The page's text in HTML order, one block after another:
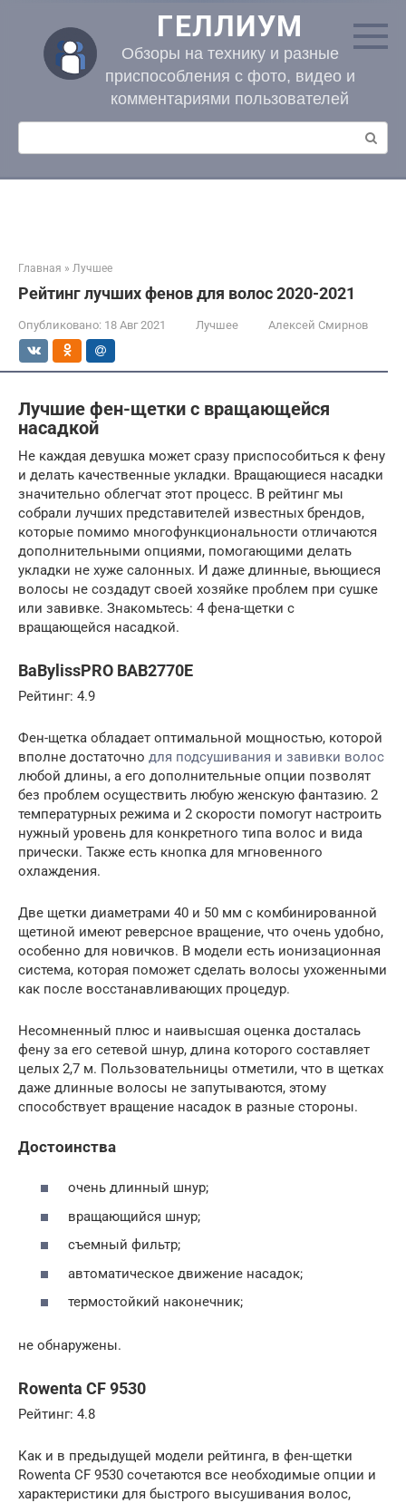
контенту
ГЕЛЛИУМ
Обзоры на технику и разные
приспособления с фото, видео и
комментариями пользователей
Поиск:
Главная » Лучшее
Рейтинг лучших фенов для волос 2020-2021
Опубликовано: 18 Авг 2021 Лучшее Алексей Смирнов
Лучшие фен-щетки с вращающейся
насадкой
Не каждая девушка может сразу приспособиться к фену
и делать качественные укладки. Вращающиеся насадки
значительно облегчат этот процесс. В рейтинг мы
собрали лучших представителей известных брендов,
которые помимо многофункциональности отличаются
дополнительными опциями, помогающими делать
укладки не хуже салонных. И даже длинные, вьющиеся
волосы не создадут своей хозяйке проблем при сушке
или завивке. Знакомьтесь: 4 фена-щетки с
вращающейся насадкой.
BaBylissPRO BAB2770E
Рейтинг: 4.9
Фен-щетка обладает оптимальной мощностью, которой
вполне достаточно для подсушивания и завивки волос
любой длины, а его дополнительные опции позволят
без проблем осуществить любую женскую фантазию. 2
температурных режима и 2 скорости помогут настроить
нужный уровень для конкретного типа волос и вида
прически. Также есть кнопка для мгновенного
охлаждения.
Две щетки диаметрами 40 и 50 мм с комбинированной
щетиной имеют реверсное вращение, что очень удобно,
особенно для новичков. В модели есть ионизационная
система, которая поможет сделать волосы ухоженными
как после восстанавливающих процедур.
Несомненный плюс и наивысшая оценка досталась
фену за его сетевой шнур, длина которого составляет
целых 2,7 м. Пользовательницы отметили, что в щетках
даже длинные волосы не запутываются, этому
способствует вращение насадок в разные стороны.
Достоинства
очень длинный шнур;
вращающийся шнур;
съемный фильтр;
автоматическое движение насадок;
термостойкий наконечник;
не обнаружены.
Rowenta CF 9530
Рейтинг: 4.8
Как и в предыдущей модели рейтинга, в фен-щетки
Rowenta CF 9530 сочетаются все необходимые опции и
характеристики для быстрого высушивания волос,